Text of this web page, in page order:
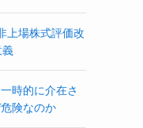
上場株式評価改
時的に介在さ
険なのか